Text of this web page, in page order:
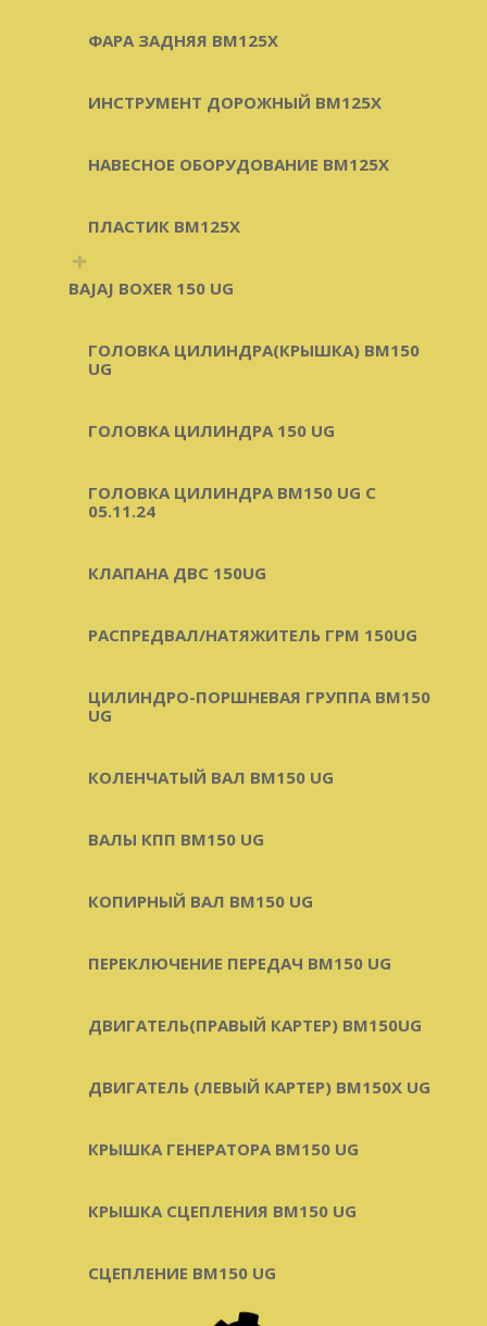
ФАРА ЗАДНЯЯ BM125X
ИНСТРУМЕНТ ДОРОЖНЫЙ BM125X
НАВЕСНОЕ ОБОРУДОВАНИЕ BM125X
ПЛАСТИК BM125X
+
BAJAJ BOXER 150 UG
ГОЛОВКА ЦИЛИНДРА(КРЫШКА) BM150
UG
ГОЛОВКА ЦИЛИНДРА 150 UG
ГОЛОВКА ЦИЛИНДРА BM150 UG C
05.11.24
КЛАПАНА ДВС 150UG
РАСПРЕДВАЛ/НАТЯЖИТЕЛЬ ГРМ 150UG
ЦИЛИНДРО-ПОРШНЕВАЯ ГРУППА BM150
UG
КОЛЕНЧАТЫЙ ВАЛ BM150 UG
ВАЛЫ КПП BM150 UG
КОПИРНЫЙ ВАЛ BM150 UG
ПЕРЕКЛЮЧЕНИЕ ПЕРЕДАЧ BM150 UG
ДВИГАТЕЛЬ(ПРАВЫЙ КАРТЕР) ВМ150UG
ДВИГАТЕЛЬ (ЛЕВЫЙ КАРТЕР) BM150X UG
КРЫШКА ГЕНЕРАТОРА BM150 UG
КРЫШКА СЦЕПЛЕНИЯ BM150 UG
СЦЕПЛЕНИЕ BM150 UG